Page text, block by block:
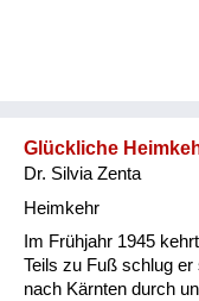
meine Mutter ist mit
Fahrrad und der Vati
Glückliche
Dr. Silvia Zenta
Heimkehr
Im Frühjahr 1945
Teils zu Fuß schlug
nach Kärnten durch